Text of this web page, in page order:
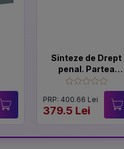
Sinteze de Drept
penal. Partea
speciala Vol.1 +
Vol.2 (editia a 6-
a)
PRP: 400.66 Lei
379.5 Lei